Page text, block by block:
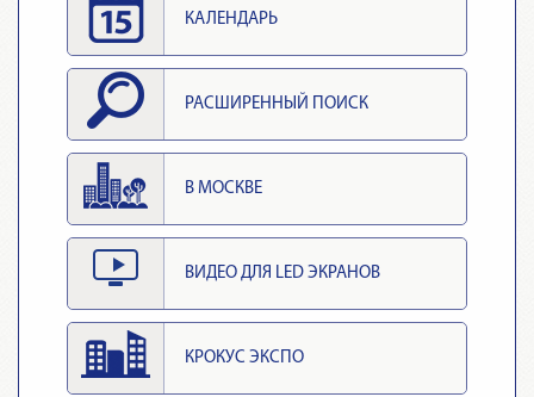
КАЛЕНДАРЬ
РАСШИРЕННЫЙ ПОИСК
В МОСКВЕ
ВИДЕО ДЛЯ LED ЭКРАНОВ
КРОКУС ЭКСПО